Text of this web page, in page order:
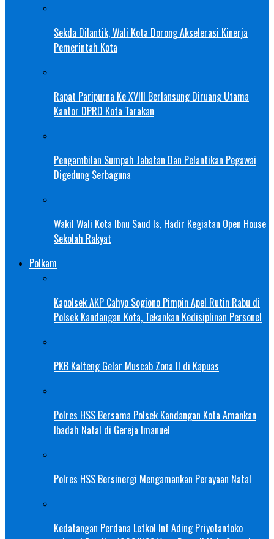
Sekda Dilantik, Wali Kota Dorong Akselerasi Kinerja
Pemerintah Kota
Rapat Paripurna Ke XVIII Berlansung Diruang Utama
Kantor DPRD Kota Tarakan
Pengambilan Sumpah Jabatan Dan Pelantikan Pegawai
Digedung Serbaguna
Wakil Wali Kota Ibnu Saud Is, Hadir Kegiatan Open House
Sekolah Rakyat
Polkam
Kapolsek AKP Cahyo Sogiono Pimpin Apel Rutin Rabu di
Polsek Kandangan Kota, Tekankan Kedisiplinan Personel
PKB Kalteng Gelar Muscab Zona II di Kapuas
Polres HSS Bersama Polsek Kandangan Kota Amankan
Ibadah Natal di Gereja Imanuel
Polres HSS Bersinergi Mengamankan Perayaan Natal
Kedatangan Perdana Letkol Inf Ading Priyotantoko